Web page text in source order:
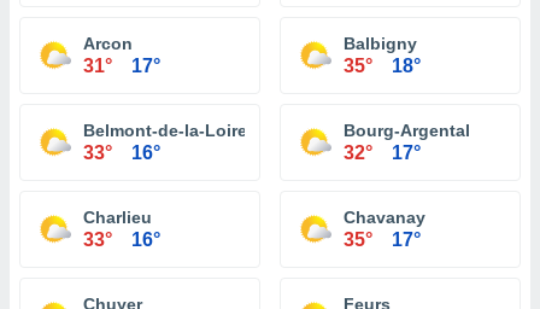
Arcon
31° 17°
Balbigny
35° 18°
Belmont-de-la-Loire
33° 16°
Bourg-Argental
32° 17°
Charlieu
33° 16°
Chavanay
35° 17°
Chuyer Feurs